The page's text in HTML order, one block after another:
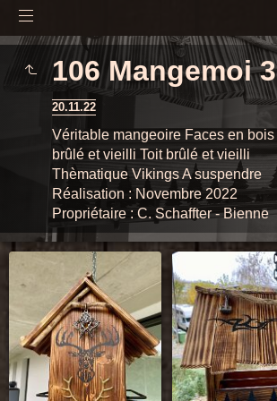
106 Mangemoi 3
20.11.22
Véritable mangeoire Faces en bois
brûlé et vieilli Toit brûlé et vieilli
Thèmatique Vikings A suspendre
Réalisation : Novembre 2022
Propriétaire : C. Schaffter - Bienne